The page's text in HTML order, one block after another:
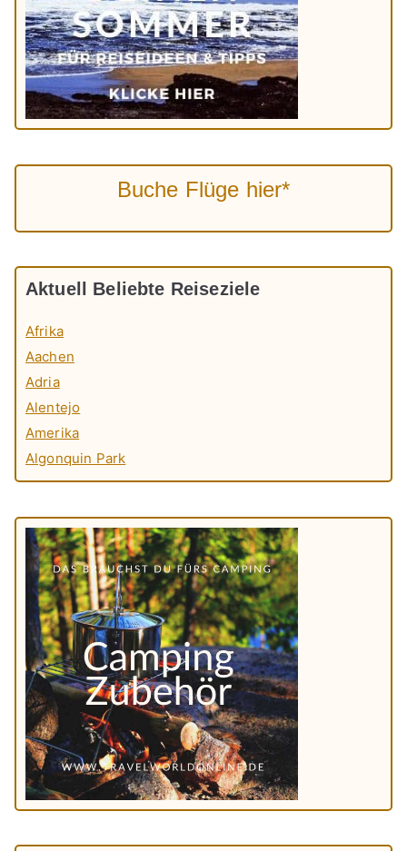
Buche Flüge hier*
Aktuell Beliebte Reiseziele
Afrika
Aachen
Adria
Alentejo
Amerika
Algonquin Park